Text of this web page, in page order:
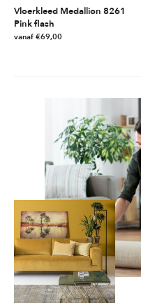
Vloerkleed Medallion 8261
Pink flash
vanaf€69,00
op
de
productpagina